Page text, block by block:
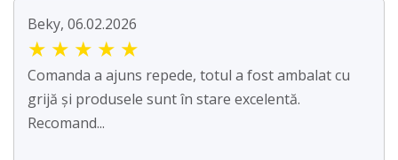
Beky, 06.02.2026
★ ★ ★ ★ ★
Comanda a ajuns repede, totul a fost ambalat cu
grijă și produsele sunt în stare excelentă.
Recomand...